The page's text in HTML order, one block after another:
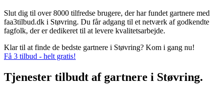
Slut dig til over 8000 tilfredse brugere, der har fundet gartnere med
faa3tilbud.dk i Støvring. Du får adgang til et netværk af godkendte
fagfolk, der er dedikeret til at levere kvalitetsarbejde.
Klar til at finde de bedste gartnere i Støvring? Kom i gang nu!
Få 3 tilbud - helt gratis!
Tjenester tilbudt af gartnere i Støvring.